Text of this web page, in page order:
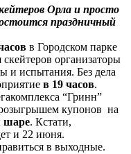
Орла и просто
праздничный
в Городском парке
организаторы
и испытания. Без дела
в 19 часов.
“Гринн”
розыгрышем купонов на
шаре. Кстати,
и 22 июня.
в выходные.